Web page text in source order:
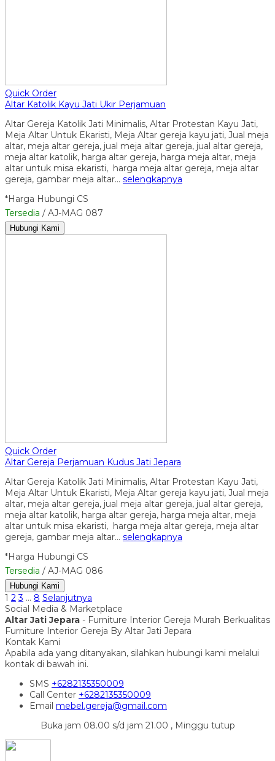
Quick Order
Altar Katolik Kayu Jati Ukir Perjamuan
Altar Gereja Katolik Jati Minimalis, Altar Protestan Kayu Jati,
Meja Altar Untuk Ekaristi, Meja Altar gereja kayu jati, Jual meja
altar, meja altar gereja, jual meja altar gereja, jual altar gereja,
meja altar katolik, harga altar gereja, harga meja altar, meja
altar untuk misa ekaristi, harga meja altar gereja, meja altar
gereja, gambar meja altar… selengkapnya
*Harga Hubungi CS
Tersedia / AJ-MAG 087
Hubungi Kami
Quick Order
Altar Gereja Perjamuan Kudus Jati Jepara
Altar Gereja Katolik Jati Minimalis, Altar Protestan Kayu Jati,
Meja Altar Untuk Ekaristi, Meja Altar gereja kayu jati, Jual meja
altar, meja altar gereja, jual meja altar gereja, jual altar gereja,
meja altar katolik, harga altar gereja, harga meja altar, meja
altar untuk misa ekaristi, harga meja altar gereja, meja altar
gereja, gambar meja altar… selengkapnya
*Harga Hubungi CS
Tersedia / AJ-MAG 086
Hubungi Kami
1 2 3 … 8 Selanjutnya
Social Media & Marketplace
Altar Jati Jepara - Furniture Interior Gereja Murah Berkualitas
Furniture Interior Gereja By Altar Jati Jepara
Kontak Kami
Apabila ada yang ditanyakan, silahkan hubungi kami melalui
kontak di bawah ini.
SMS +6282135350009
Call Center +6282135350009
Email mebel.gereja@gmail.com
Buka jam 08.00 s/d jam 21.00 , Minggu tutup